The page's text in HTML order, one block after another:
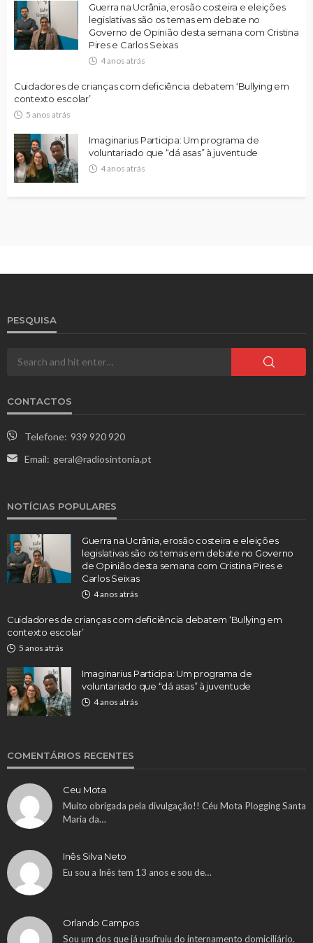
Guerra na Ucrânia, erosão costeira e eleições
legislativas são os temas em debate no
Governo de Opinião desta semana com Cristina
Pires e Carlos Seixas
4 anos atrás
Cuidadores de crianças com deficiência debatem ‘Bullying em
contexto escolar’
5 anos atrás
Imaginarius Participa: Um programa de
voluntariado que “dá asas” à juventude
4 anos atrás
PESQUISA
CONTACTOS
Telefone: 939 920 920
Email: geral@radiosintonia.pt
NOTÍCIAS POPULARES
Guerra na Ucrânia, erosão costeira e eleições
legislativas são os temas em debate no Governo
de Opinião desta semana com Cristina Pires e
Carlos Seixas
4 anos atrás
Cuidadores de crianças com deficiência debatem ‘Bullying em
contexto escolar’
5 anos atrás
Imaginarius Participa: Um programa de
voluntariado que “dá asas” à juventude
4 anos atrás
COMENTÁRIOS RECENTES
Ceu Mota
Muito obrigada pela divulgação!! Céu Mota Plogging Santa
Maria da…
Inês Silva Neto
Eu sou a Inês tem 13 anos e sou de…
Orlando Campos
Sou um dos que já usufruiu do internamento domiciliário.